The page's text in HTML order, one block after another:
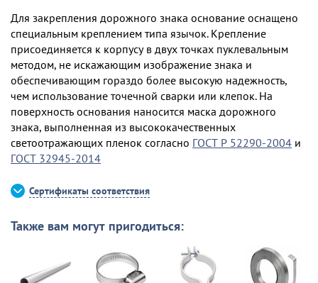
Для закрепления дорожного знака основание оснащено
специальным креплением типа язычок. Крепление
присоединяется к корпусу в двух точках пуклевальным
методом, не искажающим изображение знака и
обеспечивающим гораздо более высокую надежность,
чем использование точечной сварки или клепок. На
поверхность основания наносится маска дорожного
знака, выполненная из высококачественных
светоотражающих пленок согласно ГОСТ Р 52290-2004 и
ГОСТ 32945-2014
Сертификаты соответствия
Также вам могут пригодиться: